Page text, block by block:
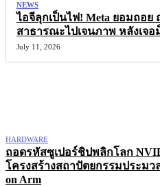
NEWS
ไอจีลุกเป็นไฟ! Meta ยอมถอย
สาธารณะไปเจนภาพ หลังเจ
July 11, 2026
HARDWARE
ถอดรหัสซูเปอร์ชิปพลิกโลก
โครงสร้างสถาปัตยกรรมประมว
on Arm